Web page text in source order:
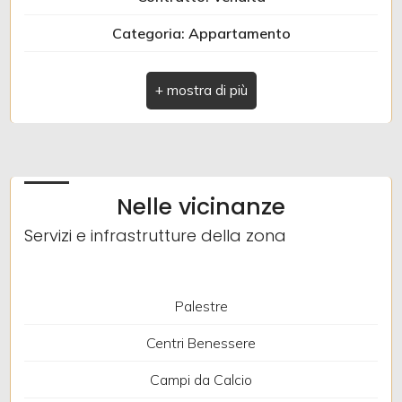
Categoria: Appartamento
Comune: Pieve di Teco
Totale mq: 100 mq
Locali: 4
Nelle vicinanze
Servizi e infrastrutture della zona
Palestre
Centri Benessere
Campi da Calcio
Posto auto/Box
Nuova costruzione